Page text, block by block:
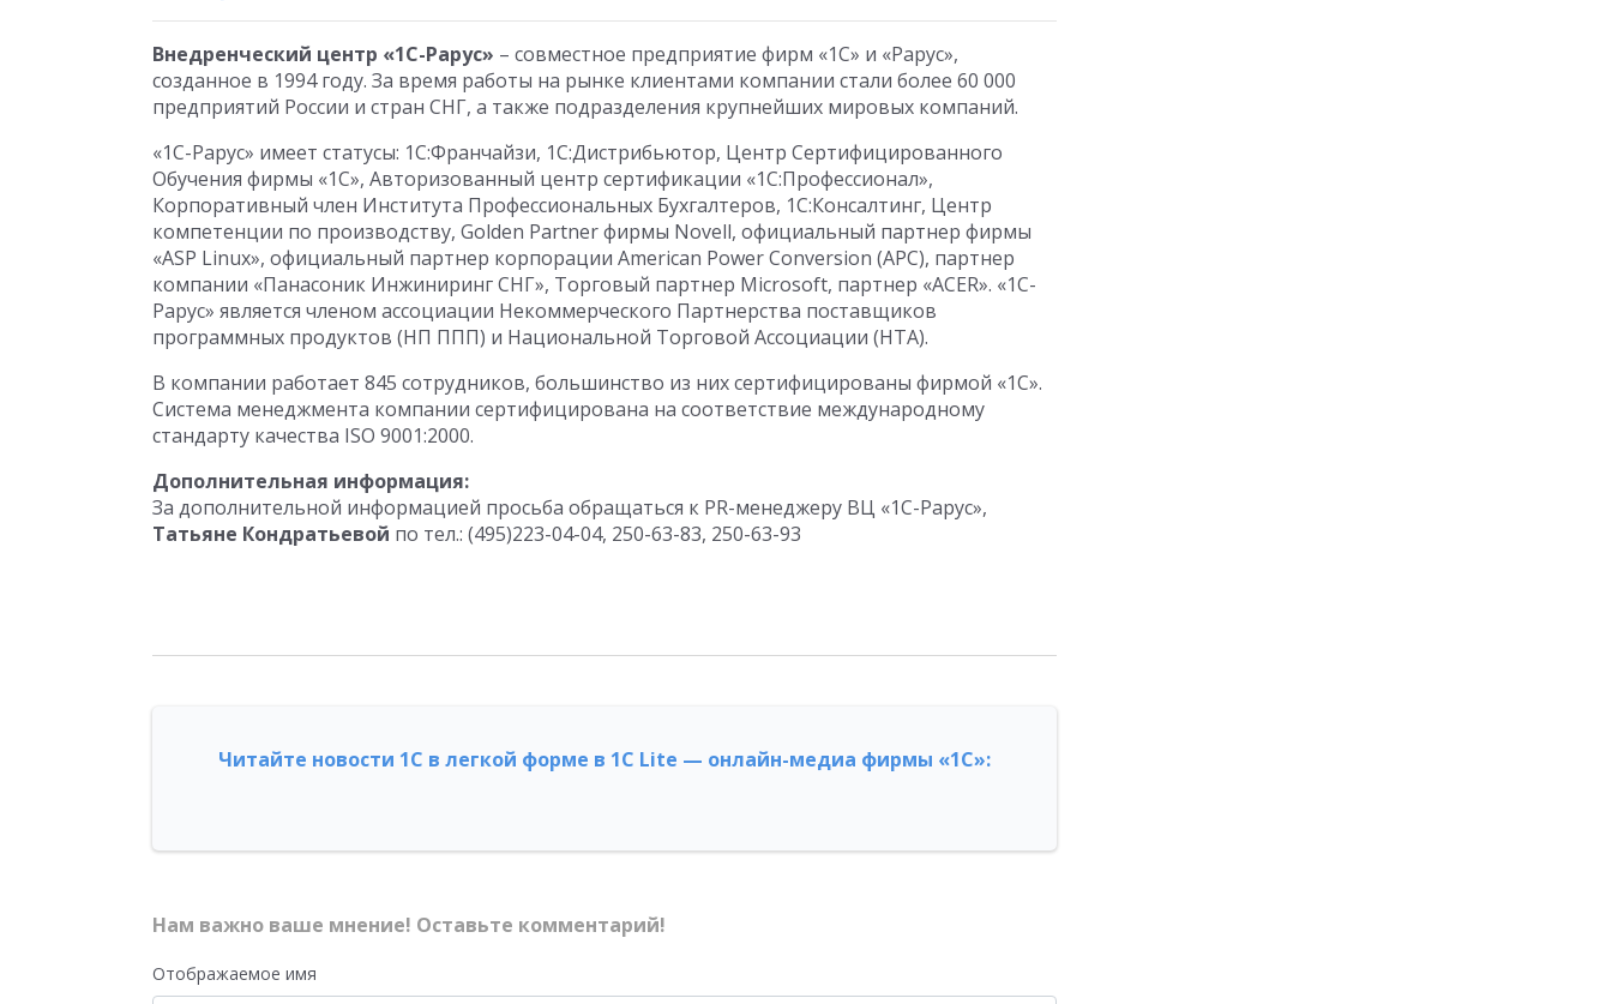
Внедренческий центр «1С-Рарус» – совместное предприятие фирм «1С» и «Рарус»,
созданное в 1994 году. За время работы на рынке клиентами компании стали более 60 000
предприятий России и стран СНГ, а также подразделения крупнейших мировых компаний.
«1С-Рарус» имеет статусы: 1С:Франчайзи, 1С:Дистрибьютор, Центр Сертифицированного
Обучения фирмы «1С», Авторизованный центр сертификации «1С:Профессионал»,
Корпоративный член Института Профессиональных Бухгалтеров, 1С:Консалтинг, Центр
компетенции по производству, Golden Partner фирмы Novell, официальный партнер фирмы
«ASP Linux», официальный партнер корпорации American Power Conversion (APC), партнер
компании «Панасоник Инжиниринг СНГ», Торговый партнер Microsoft, партнер «ACER». «1С-
Рарус» является членом ассоциации Некоммерческого Партнерства поставщиков
программных продуктов (НП ППП) и Национальной Торговой Ассоциации (НТА).
В компании работает 845 сотрудников, большинство из них сертифицированы фирмой «1С».
Система менеджмента компании сертифицирована на соответствие международному
стандарту качества ISO 9001:2000.
Дополнительная информация:
За дополнительной информацией просьба обращаться к PR-менеджеру ВЦ «1С-Рарус»,
Татьяне Кондратьевой по тел.: (495)223-04-04, 250-63-83, 250-63-93
Читайте новости 1С в легкой форме в 1С Lite — онлайн-медиа фирмы «1С»:
Нам важно ваше мнение! Оставьте комментарий!
Отображаемое имя